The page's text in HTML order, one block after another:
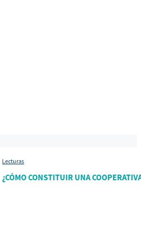
Lecturas
¿CÓMO CONSTITUIR UNA